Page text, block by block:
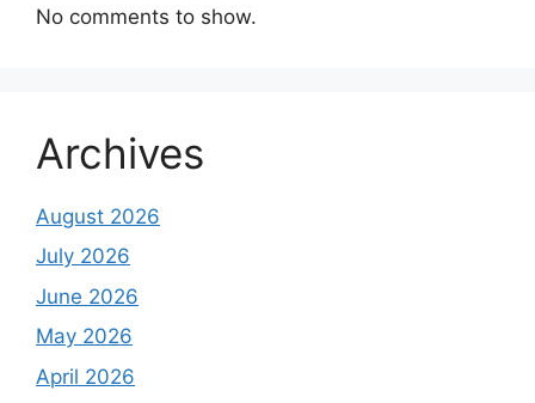
No comments to show.
Archives
August 2026
July 2026
June 2026
May 2026
April 2026